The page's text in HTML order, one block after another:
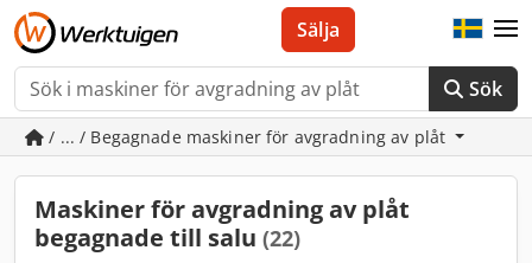
Sök
Sälja
/ ... / Begagnade maskiner för avgradning av plåt
Maskiner för avgradning av plåt
begagnade till salu (22)